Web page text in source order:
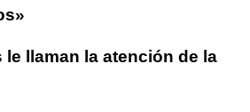
le llaman la atención de la